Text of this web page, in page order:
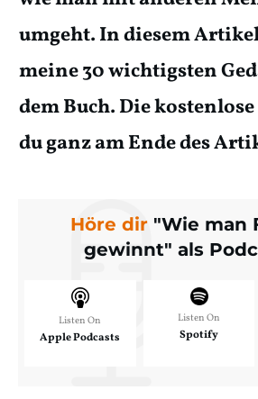
umgeht. In diesem
meine 30 wichtigsten
dem Buch. Die
du ganz am Ende des
Höre dir "Wie man
gewinnt" als
Listen On
Apple Podcasts
Listen On
Spotify